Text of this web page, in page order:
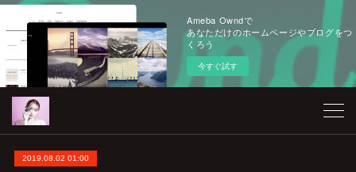
Ameba Owndで
あなただけのホームページやブログをつ
くろう
今すぐ試す
2019.08.02 01:00